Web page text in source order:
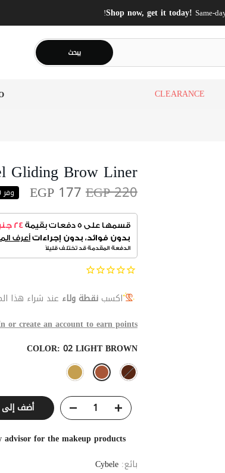
Same-
يبحث
CLEARANCE
Gliding Brow Liner
EGP 220
EGP 177 وفر 20 %
اكسب نقطة ولاء عند شراء هذا
or create an account to earn points
COLOR: 02 LIGHT BROWN
أضف إلى
advisor for the makeup products
بائع:Cybele